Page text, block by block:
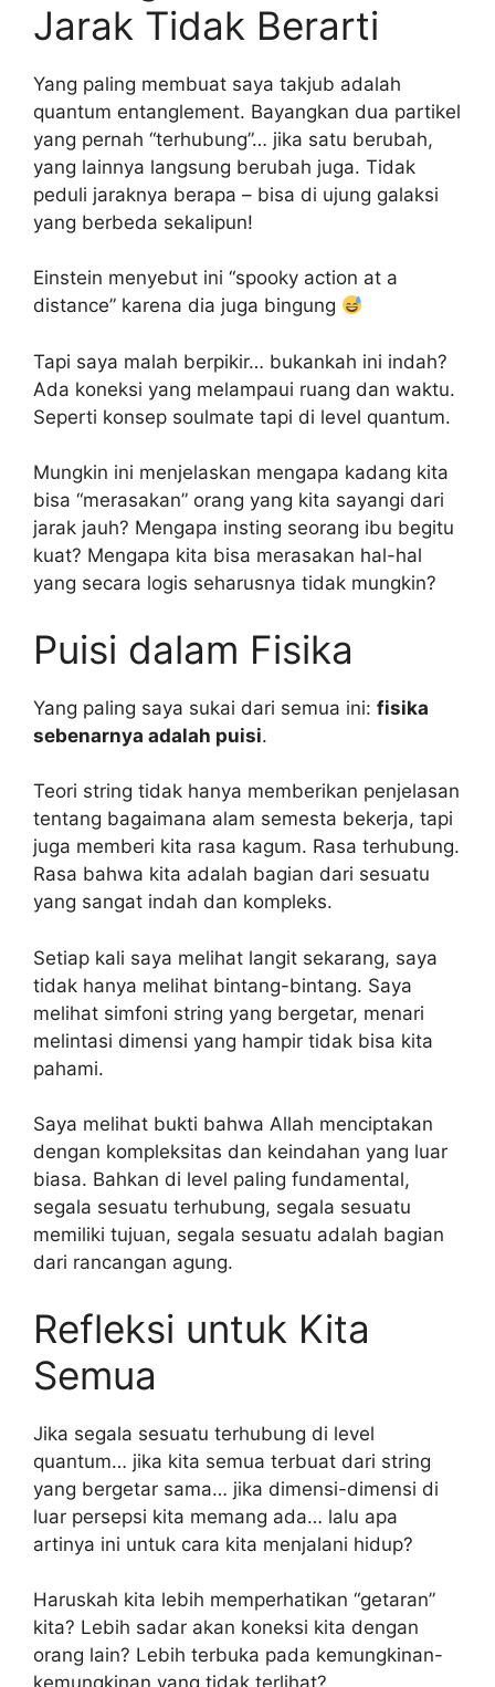
Jarak Tidak Berarti
Yang paling membuat saya takjub adalah
quantum entanglement. Bayangkan dua partikel
yang pernah “terhubung”… jika satu berubah,
yang lainnya langsung berubah juga. Tidak
peduli jaraknya berapa – bisa di ujung galaksi
yang berbeda sekalipun!
Einstein menyebut ini “spooky action at a
distance” karena dia juga bingung
Tapi saya malah berpikir… bukankah ini indah?
Ada koneksi yang melampaui ruang dan waktu.
Seperti konsep soulmate tapi di level quantum.
Mungkin ini menjelaskan mengapa kadang kita
bisa “merasakan” orang yang kita sayangi dari
jarak jauh? Mengapa insting seorang ibu begitu
kuat? Mengapa kita bisa merasakan hal-hal
yang secara logis seharusnya tidak mungkin?
Puisi dalam Fisika
Yang paling saya sukai dari semua ini: fisika
sebenarnya adalah puisi.
Teori string tidak hanya memberikan penjelasan
tentang bagaimana alam semesta bekerja, tapi
juga memberi kita rasa kagum. Rasa terhubung.
Rasa bahwa kita adalah bagian dari sesuatu
yang sangat indah dan kompleks.
Setiap kali saya melihat langit sekarang, saya
tidak hanya melihat bintang-bintang. Saya
melihat simfoni string yang bergetar, menari
melintasi dimensi yang hampir tidak bisa kita
pahami.
Saya melihat bukti bahwa Allah menciptakan
dengan kompleksitas dan keindahan yang luar
biasa. Bahkan di level paling fundamental,
segala sesuatu terhubung, segala sesuatu
memiliki tujuan, segala sesuatu adalah bagian
dari rancangan agung.
Refleksi untuk Kita
Semua
Jika segala sesuatu terhubung di level
quantum… jika kita semua terbuat dari string
yang bergetar sama… jika dimensi-dimensi di
luar persepsi kita memang ada… lalu apa
artinya ini untuk cara kita menjalani hidup?
Haruskah kita lebih memperhatikan “getaran”
kita? Lebih sadar akan koneksi kita dengan
orang lain? Lebih terbuka pada kemungkinan-
kemungkinan yang tidak terlihat?